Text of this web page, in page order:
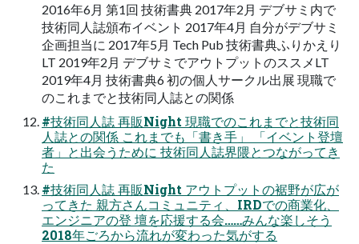
2016年6月 第1回 技術書典 2017年2月 デブサミ内で
技術同人誌頒布イベント 2017年4月 自分がデブサミ
企画担当に 2017年5月 Tech Pub 技術書典ふりかえり
LT 2019年2月 デブサミでアウトプットのススメLT
2019年4月 技術書典6 初の個人サークル出展 現職で
のこれまでと技術同人誌との関係
#技術同人誌 再販Night 現職でのこれまでと技術同
人誌との関係 これまでも「書き手」 「イベント登壇
者」と出会うために 技術同人誌界隈とつながってき
た
#技術同人誌 再販Night アウトプットの裾野が広が
ってきた 親方さんコミュニティ、IRDでの商業化、
エンジニアの登 壇を応援する会……みんな楽しそう
2018年ごろから流れが変わった気がする